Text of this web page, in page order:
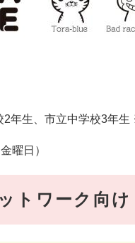
2年生、市立中学校3年
曜日）
トワーク向